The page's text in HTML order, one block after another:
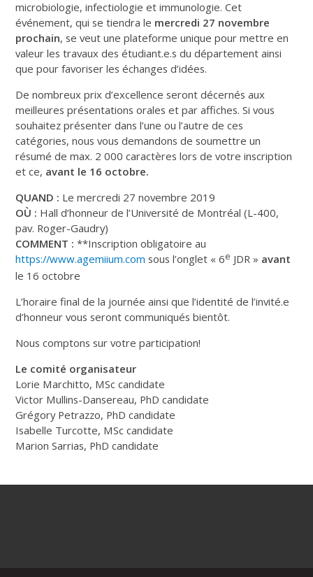
microbiologie, infectiologie et immunologie. Cet
événement, qui se tiendra le mercredi 27 novembre
prochain, se veut une plateforme unique pour mettre en
valeur les travaux des étudiant.e.s du département ainsi
que pour favoriser les échanges d’idées.
De nombreux prix d’excellence seront décernés aux
meilleures présentations orales et par affiches. Si vous
souhaitez présenter dans l’une ou l’autre de ces
catégories, nous vous demandons de soumettre un
résumé de max. 2 000 caractères lors de votre inscription
et ce, avant le 16 octobre.
QUAND : Le mercredi 27 novembre 2019
OÙ : Hall d’honneur de l’Université de Montréal (L-400,
pav. Roger-Gaudry)
COMMENT :**Inscription obligatoire au
https://www.agemiium.com sous l’onglet « 6e JDR » avant
le 16 octobre
L’horaire final de la journée ainsi que l’identité de l’invité.e
d’honneur vous seront communiqués bientôt.
Nous comptons sur votre participation!
Le comité organisateur
Lorie Marchitto, MSc candidate
Victor Mullins-Dansereau, PhD candidate
Grégory Petrazzo, PhD candidate
Isabelle Turcotte, MSc candidate
Marion Sarrias, PhD candidate